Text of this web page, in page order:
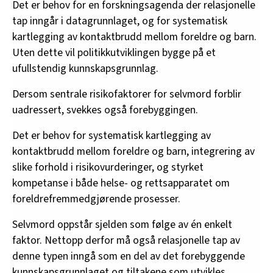
Det er behov for en forskningsagenda der relasjonelle
tap inngår i datagrunnlaget, og for systematisk
kartlegging av kontaktbrudd mellom foreldre og barn.
Uten dette vil politikkutviklingen bygge på et
ufullstendig kunnskapsgrunnlag.
Dersom sentrale risikofaktorer for selvmord forblir
uadressert, svekkes også forebyggingen.
Det er behov for systematisk kartlegging av
kontaktbrudd mellom foreldre og barn, integrering av
slike forhold i risikovurderinger, og styrket
kompetanse i både helse- og rettsapparatet om
foreldrefremmedgjørende prosesser.
Selvmord oppstår sjelden som følge av én enkelt
faktor. Nettopp derfor må også relasjonelle tap av
denne typen inngå som en del av det forebyggende